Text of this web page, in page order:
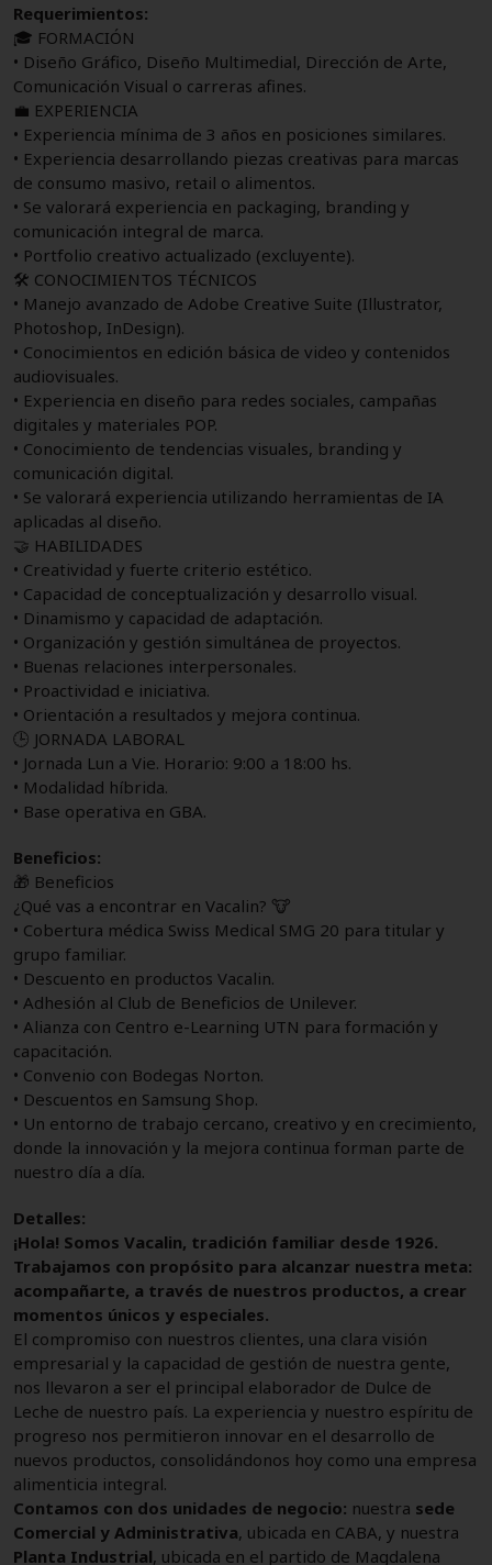
Requerimientos:
🎓 FORMACIÓN
• Diseño Gráfico, Diseño Multimedial, Dirección de Arte,
Comunicación Visual o carreras afines.
💼 EXPERIENCIA
• Experiencia mínima de 3 años en posiciones similares.
• Experiencia desarrollando piezas creativas para marcas
de consumo masivo, retail o alimentos.
• Se valorará experiencia en packaging, branding y
comunicación integral de marca.
• Portfolio creativo actualizado (excluyente).
🛠 CONOCIMIENTOS TÉCNICOS
• Manejo avanzado de Adobe Creative Suite (Illustrator,
Photoshop, InDesign).
• Conocimientos en edición básica de video y contenidos
audiovisuales.
• Experiencia en diseño para redes sociales, campañas
digitales y materiales POP.
• Conocimiento de tendencias visuales, branding y
comunicación digital.
• Se valorará experiencia utilizando herramientas de IA
aplicadas al diseño.
🤝 HABILIDADES
• Creatividad y fuerte criterio estético.
• Capacidad de conceptualización y desarrollo visual.
• Dinamismo y capacidad de adaptación.
• Organización y gestión simultánea de proyectos.
• Buenas relaciones interpersonales.
• Proactividad e iniciativa.
• Orientación a resultados y mejora continua.
🕒 JORNADA LABORAL
• Jornada Lun a Vie. Horario: 9:00 a 18:00 hs.
• Modalidad híbrida.
• Base operativa en GBA.
Beneficios:
🎁 Beneficios
¿Qué vas a encontrar en Vacalin? 🐮
• Cobertura médica Swiss Medical SMG 20 para titular y
grupo familiar.
• Descuento en productos Vacalin.
• Adhesión al Club de Beneficios de Unilever.
• Alianza con Centro e-Learning UTN para formación y
capacitación.
• Convenio con Bodegas Norton.
• Descuentos en Samsung Shop.
• Un entorno de trabajo cercano, creativo y en crecimiento,
donde la innovación y la mejora continua forman parte de
nuestro día a día.
Detalles:
¡Hola! Somos Vacalin, tradición familiar desde 1926.
Trabajamos con propósito para alcanzar nuestra meta:
acompañarte, a través de nuestros productos, a crear
momentos únicos y especiales.
El compromiso con nuestros clientes, una clara visión
empresarial y la capacidad de gestión de nuestra gente,
nos llevaron a ser el principal elaborador de Dulce de
Leche de nuestro país. La experiencia y nuestro espíritu de
progreso nos permitieron innovar en el desarrollo de
nuevos productos, consolidándonos hoy como una empresa
alimenticia integral.
Contamos con dos unidades de negocio: nuestra sede
Comercial y Administrativa, ubicada en CABA, y nuestra
Planta Industrial, ubicada en el partido de Magdalena